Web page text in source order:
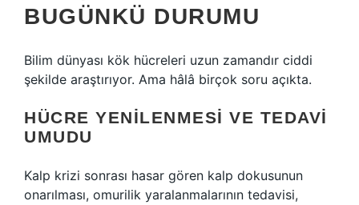
BUGÜNKÜ DURUMU
Bilim dünyası kök hücreleri uzun zamandır ciddi
şekilde araştırıyor. Ama hâlâ birçok soru açıkta.
HÜCRE YENILENMESI VE TEDAVI
UMUDU
Kalp krizi sonrası hasar gören kalp dokusunun
onarılması, omurilik yaralanmalarının tedavisi,